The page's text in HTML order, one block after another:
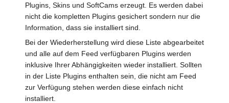
Plugins, Skins und SoftCams erzeugt. Es werden dabei
nicht die kompletten Plugins gesichert sondern nur die
Information, dass sie installiert sind.
Bei der Wiederherstellung wird diese Liste abgearbeitet
und alle auf dem Feed verfügbaren Plugins werden
inklusive Ihrer Abhängigkeiten wieder installiert. Sollten
in der Liste Plugins enthalten sein, die nicht am Feed
zur Verfügung stehen werden diese einfach nicht
installiert.